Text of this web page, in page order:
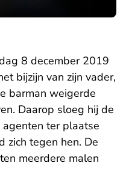
8 december 2019
bijzijn van zijn vader,
barman weigerde
Daarop sloeg hij de
agenten ter plaatse
zich tegen hen. De
meerdere malen